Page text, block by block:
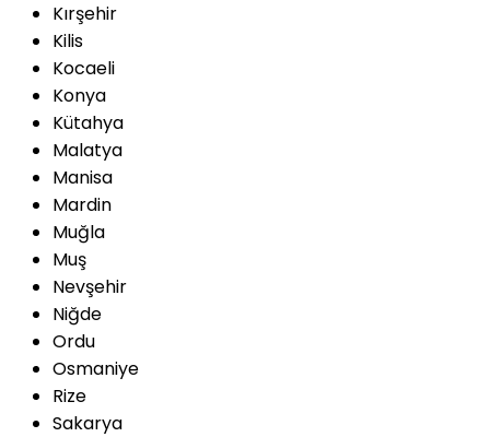
Kırşehir
Kilis
Kocaeli
Konya
Kütahya
Malatya
Manisa
Mardin
Muğla
Muş
Nevşehir
Niğde
Ordu
Osmaniye
Rize
Sakarya